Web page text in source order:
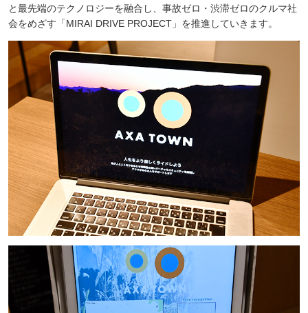
と最先端のテクノロジーを融合し、事故ゼロ・渋滞ゼロのクルマ社
会をめざす「MIRAI DRIVE PROJECT」を推進していきます。